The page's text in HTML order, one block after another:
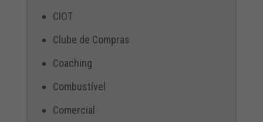
CIOT
Clube de Compras
Coaching
Combustível
Comercial